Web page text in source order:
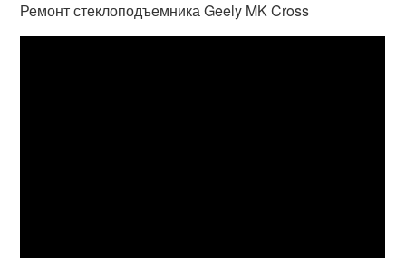
Ремонт стеклоподъемника Geely MK Cross